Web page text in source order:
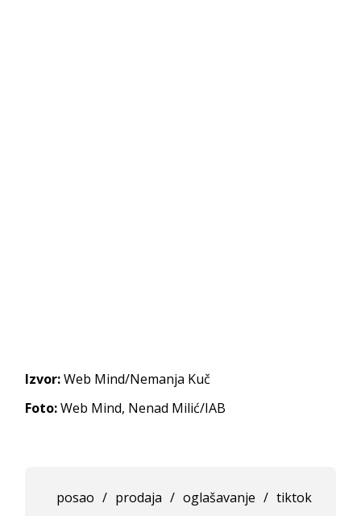
Izvor:Web Mind/Nemanja Kuč
Foto:Web Mind, Nenad Milić/IAB
posao / prodaja / oglašavanje / tiktok